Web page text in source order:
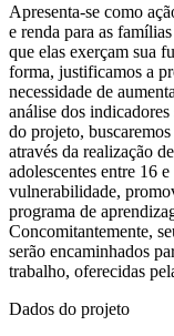
Apresenta-se como
e renda para as
que elas exerçam sua
forma, justificamos a
necessidade de
análise dos
do projeto,
através da realização
adolescentes entre 16
vulnerabilidade,
programa de
Concomitantemente,
serão encaminhados
trabalho, oferecidas
Dados do projeto